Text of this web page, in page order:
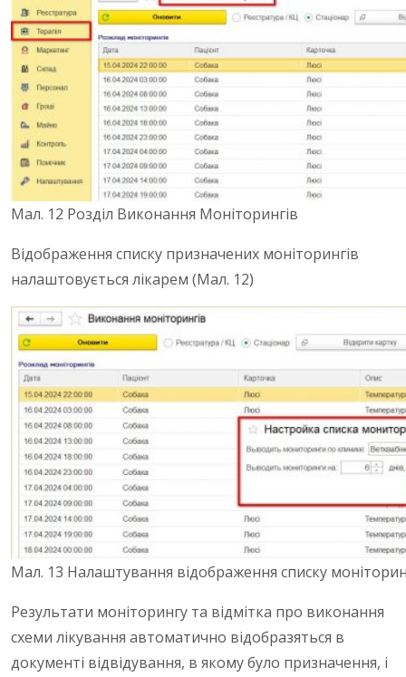
Мал. 12 Розділ Виконання Моніторингів
Відображення списку призначених моніторингів
налаштовується лікарем (Мал. 12)
Мал. 13 Налаштування відображення списку
Результати моніторингу та відмітка про виконання
схеми лікування автоматично відобразяться в
документі відвідування, в якому було призначення, і